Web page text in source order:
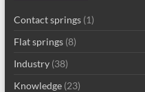
Contact springs(1)
Flat springs(8)
Industry(38)
Knowledge(23)